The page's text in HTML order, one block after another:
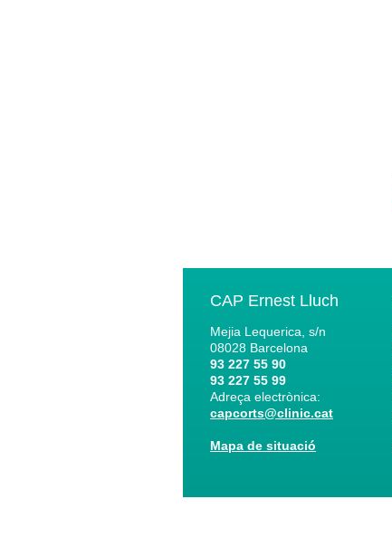
CAP Ernest Lluch
Mejia Lequerica, s/n
08028 Barcelona
93 227 55 90
93 227 55 99
Adreça electrònica:
capcorts@clinic.cat
Mapa de situació